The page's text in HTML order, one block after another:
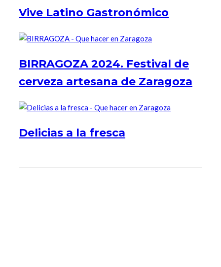
Vive Latino Gastronómico
BIRRAGOZA 2024. Festival de
cerveza artesana de Zaragoza
Delicias a la fresca